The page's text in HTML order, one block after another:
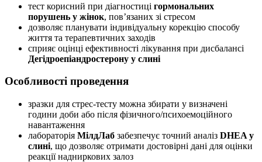
тест корисний при діагностиці гормональних
порушень у жінок, пов’язаних зі стресом
дозволяє планувати індивідуальну корекцію способу
життя та терапевтичних заходів
сприяє оцінці ефективності лікування при дисбалансі
Дегідроепіандростерону у слині
Особливості проведення
зразки для стрес-тесту можна збирати у визначені
години доби або після фізичного/психоемоційного
навантаження
лабораторія МілдЛаб забезпечує точний аналіз DHEA у
слині, що дозволяє отримати достовірні дані для оцінки
реакції надниркових залоз